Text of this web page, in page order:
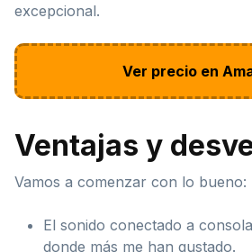
excepcional.
Ver precio en
Ventajas y
Vamos a comenzar con lo bueno:
El sonido conectado a
donde más me han gustado.